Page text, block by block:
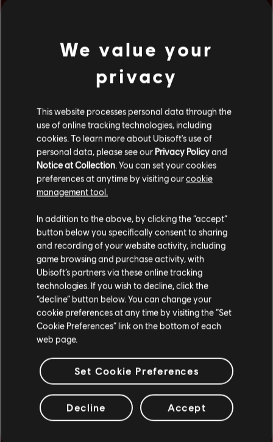
We value your
privacy
This website processes personal data through the
use of online tracking technologies, including
cookies. To learn more about Ubisoft's use of
personal data, please see our Privacy Policyand
Notice at Collection . You can set your cookies
preferences at anytime by visiting ourcookie
management tool.
In addition to the above, by clicking the “accept”
button below you specifically consent to sharing
and recording of your website activity, including
game browsing and purchase activity, with
Ubisoft’s partners via these online tracking
technologies. If you wish to decline, click the
“decline” button below. You can change your
cookie preferences at any time by visiting the “Set
Cookie Preferences” link on the bottom of each
web page.
Set Cookie Preferences
Decline Accept